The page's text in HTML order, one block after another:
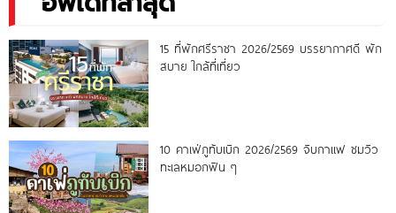
15 ที่พักศรีราชา 2026/2569 บรรยากาศดี พัก
สบาย ใกล้ที่เที่ยว
10 คาเฟ่ภูทับเบิก 2026/2569 จิบกาแฟ ชมวิว
ทะเลหมอกฟิน ๆ